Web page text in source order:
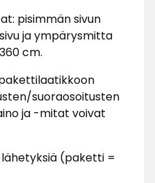
pisimmän sivun
ja ympärysmitta
cm.
suoraosoitusten
ja -mitat voivat
(paketti =